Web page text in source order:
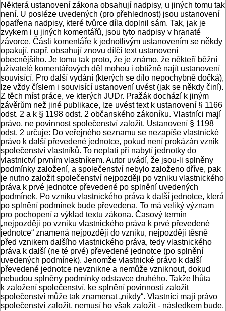
Některá ustanovení zákona obsahují nadpisy, u jiných tomu tak
není. U posléze uvedených (pro přehlednost) jsou ustanovení
opatřena nadpisy, které tvůrce díla doplnil sám. Tak, jak je
zvykem i u jiných komentářů, jsou tyto nadpisy v hranaté
závorce. Části komentáře k jednotlivým ustanovením se někdy
opakují, např. obsahují znovu dílčí text ustanovení
obecnějšího. Je tomu tak proto, že je známo, že někteří běžní
uživatelé komentářových děl mohou i obtížně najít ustanovení
souvisící. Pro další vydání (kterých se dílo nepochybně dočká),
lze vždy číslem i souvisící ustanovení uvést (jak se někdy činí).
Z těch míst práce, ve kterých JUDr. Pražák dochází k jiným
závěrům než jiné publikace, lze uvést text k ustanovení § 1166
odst. 2 a k § 1198 odst. 2 občanského zákoníku. Vlastníci mají
právo, ne povinnost společenství založit. Ustanovení § 1198
odst. 2 určuje: Do veřejného seznamu se nezapíše vlastnické
právo k další převedené jednotce, pokud není prokázán vznik
společenství vlastníků. To neplatí při nabytí jednotky do
vlastnictví prvním vlastníkem. Autor uvádí, že jsou-li splněny
podmínky založení, a společenství nebylo založeno dříve, pak
je nutno založit společenství nejpozději po vzniku vlastnického
práva k prvé jednotce převedené po splnění uvedených
podmínek. Po vzniku vlastnického práva k další jednotce, která
po splnění podmínek bude převedena. To má veliký význam
pro pochopení a výklad textu zákona. Časový termín
„nejpozději po vzniku vlastnického práva k prvé převedené
jednotce“ znamená nejpozději do vzniku, nejpozději těsně
před vznikem dalšího vlastnického práva, tedy vlastnického
práva k další (ne té prvé) převedené jednotce (po splnění
uvedených podmínek). Jenomže vlastnické právo k další
převedené jednotce nevznikne a nemůže vzniknout, dokud
nebudou splněny podmínky odstavce druhého. Takže lhůta
k založení společenství, ke splnění povinnosti založit
společenství může tak znamenat „nikdy“. Vlastníci mají právo
společenství založit, nemusí ho však založit - následkem bude,